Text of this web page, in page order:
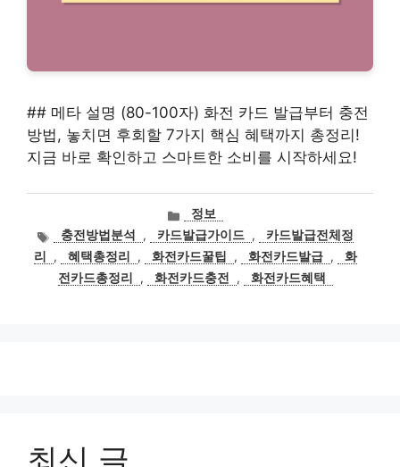
## 메타 설명 (80-100자) 화전 카드 발급부터 충전
방법, 놓치면 후회할 7가지 핵심 혜택까지 총정리!
지금 바로 확인하고 스마트한 소비를 시작하세요!
카
테
고
리
정보
태충전방법분석 , 카드발급가이드 ,
카드발급전체정
리
, 혜택총정리 , 화전카드꿀팁 , 화전카드발급 ,
화
전카드총정리
, 화전카드충전 , 화전카드혜택
최신 글